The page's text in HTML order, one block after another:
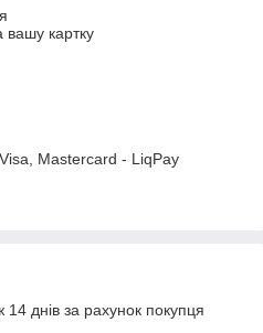
вашу картку
Mastercard - LiqPay
днів за рахунок покупця